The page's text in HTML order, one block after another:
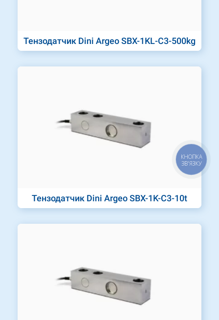
Тензодатчик Dini Argeo SBX-1KL-C3-500kg
Тензодатчик Dini Argeo SBX-1K-C3-10t
КНОПКА
ЗВ'ЯЗКУ